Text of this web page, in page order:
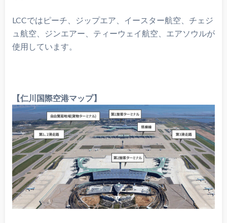
LCCではピーチ、ジップエア、イースター航空、チェジ
ュ航空、ジンエアー、ティーウェイ航空、エアソウルが
使用しています。
【仁川国際空港マップ】